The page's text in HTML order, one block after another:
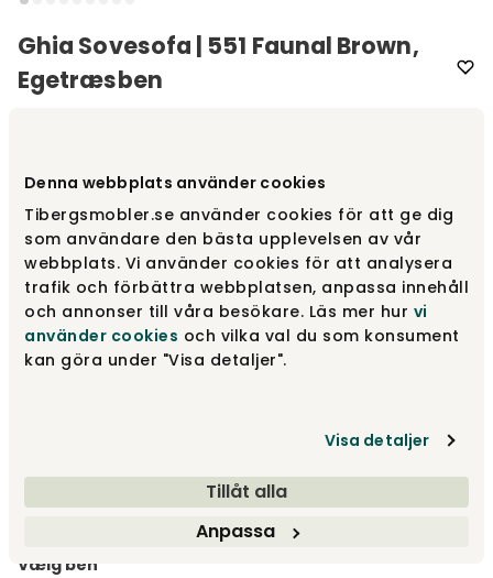
Denna webbplats använder cookies
Tibergsmobler.se använder cookies för att ge dig
som användare den bästa upplevelsen av vår
webbplats. Vi använder cookies för att analysera
trafik och förbättra webbplatsen, anpassa innehåll
och annonser till våra besökare. Läs mer hur vi
använder cookies och vilka val du som konsument
kan göra under "Visa detaljer".
Visa detaljer
Tillåt alla
Anpassa
Ghia Sovesofa | 551 Faunal Brown,
Egetræsben
Vælg stof551 Faunal Brown
551 Faunal Brown
318 Cordufine Beige 9 075 kr
9 075 kr
Vis flere +2
Vælg ben